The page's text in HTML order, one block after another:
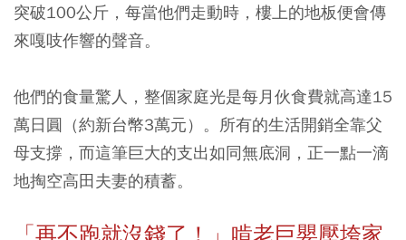
突破100公斤，每當他們走動時，樓上的地板便會傳
來嘎吱作響的聲音。
他們的食量驚人，整個家庭光是每月伙食費就高達15
萬日圓（約新台幣3萬元）。所有的生活開銷全靠父
母支撐，而這筆巨大的支出如同無底洞，正一點一滴
地掏空高田夫妻的積蓄。
「再不跑就沒錢了！」啃老巨嬰壓垮家